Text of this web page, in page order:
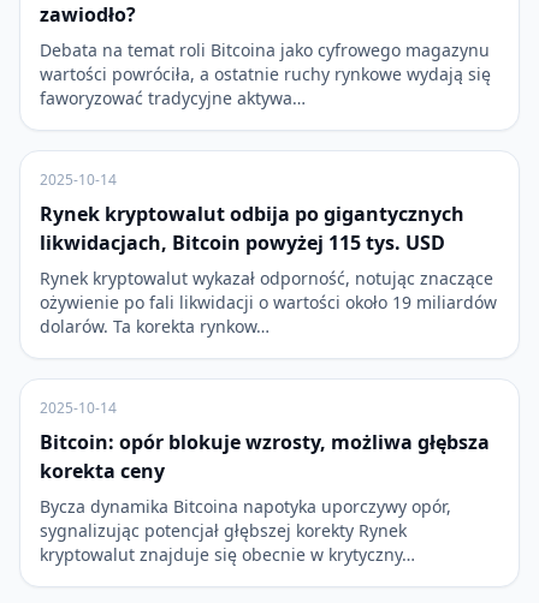
zawiodło?
Debata na temat roli Bitcoina jako cyfrowego magazynu
wartości powróciła, a ostatnie ruchy rynkowe wydają się
faworyzować tradycyjne aktywa…
2025-10-14
Rynek kryptowalut odbija po gigantycznych
likwidacjach, Bitcoin powyżej 115 tys. USD
Rynek kryptowalut wykazał odporność, notując znaczące
ożywienie po fali likwidacji o wartości około 19 miliardów
dolarów. Ta korekta rynkow…
2025-10-14
Bitcoin: opór blokuje wzrosty, możliwa głębsza
korekta ceny
Bycza dynamika Bitcoina napotyka uporczywy opór,
sygnalizując potencjał głębszej korekty Rynek
kryptowalut znajduje się obecnie w krytyczny…